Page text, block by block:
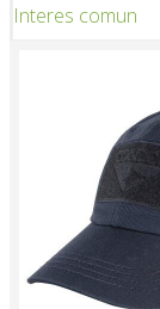
Interes comun